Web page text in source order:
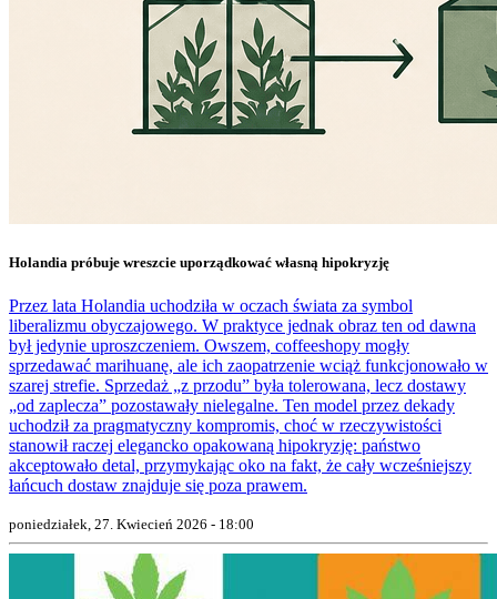
Holandia próbuje wreszcie uporządkować własną hipokryzję
Przez lata Holandia uchodziła w oczach świata za symbol
liberalizmu obyczajowego. W praktyce jednak obraz ten od dawna
był jedynie uproszczeniem. Owszem, coffeeshopy mogły
sprzedawać marihuanę, ale ich zaopatrzenie wciąż funkcjonowało w
szarej strefie. Sprzedaż „z przodu” była tolerowana, lecz dostawy
„od zaplecza” pozostawały nielegalne. Ten model przez dekady
uchodził za pragmatyczny kompromis, choć w rzeczywistości
stanowił raczej elegancko opakowaną hipokryzję: państwo
akceptowało detal, przymykając oko na fakt, że cały wcześniejszy
łańcuch dostaw znajduje się poza prawem.
poniedziałek, 27. Kwiecień 2026 - 18:00